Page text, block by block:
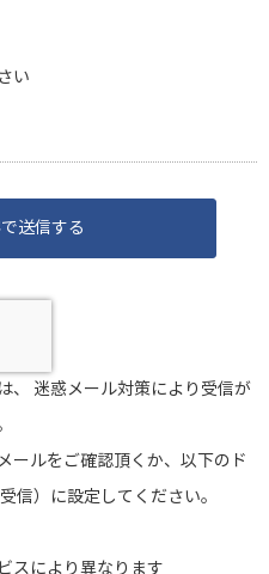
い
、 迷惑メール対策により受信が
ールをご確認頂くか、以下のド
信）に設定してください。
スにより異なります